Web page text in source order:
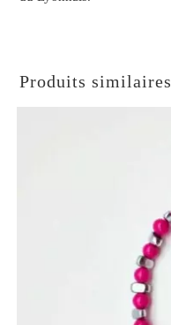
Produits similaires